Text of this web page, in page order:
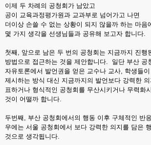
이제 두 차례의 공청회가 남았고
공이 교육과정평가원과 교과부로 넘어가고 나면
더이상 손쓸 수 없는 상황이 되지 않을까 하는 마음
몇 가지 생각을 선생님들과 공유해 보고자 합니다.
첫째, 앞으로 남은 두 번의 공청회는 지금까지 진행
방법으로 접근하는 것을 제안합니다. 일단 부산 공
자유토론에서 발언권을 얻은 교수나 교사, 학생들
제시하는 방식 대신 지금까지의 발언보다 강력한
표하거나 형식적인 공청회를 무산시키거나 무력화
것이 어떨까 합니다.
두번째, 부산 공청회에서의 행동 이후 구체적인 반
우에는 서울 공청회에서 보다 강력한 의지를 담은
것으로 생각됩니다.